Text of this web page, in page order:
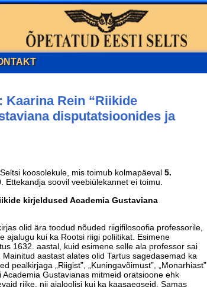
Kaarina Rein “Riikide
disputatsioonides ja
koosolekule, mis toimub kolmapäeval 5.
. Ettekandja soovil veebiülekannet ei toimu.
kirjeldused Academia Gustaviana
olid ära toodud nõuded riigifilosoofia professorile,
ajalugu kui ka Rootsi riigi poliitikat. Esimene
1632. aastal, kuid esimene selle ala professor sai
aastast alates olid Tartus sagedasemad ka
pealkirjaga „Riigist”, „Kuningavõimust”, „Monarhiast”
Gustavianas mitmeid oratsioone ehk
riike, nii ajaloolisi kui ka kaasaegseid. Samas